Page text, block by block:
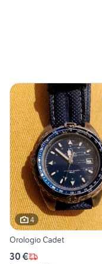
4
Orologio Cadet
30 €